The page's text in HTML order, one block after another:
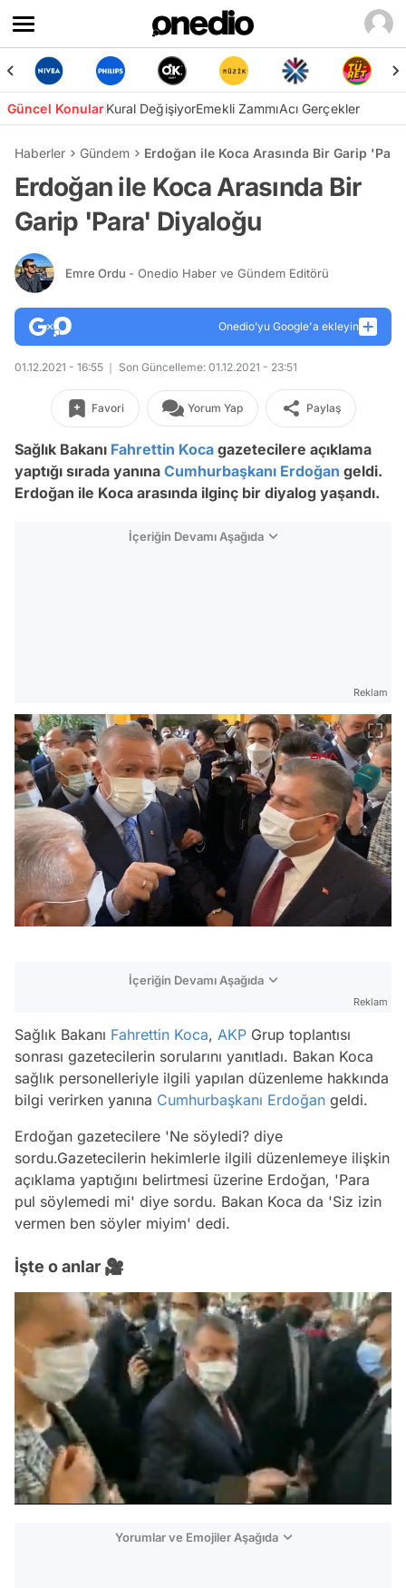
Güncel KonularKural DeğişiyorEmekli ZammıAcı Gerçekler
Haberler Gündem Erdoğan ile Koca Arasında Bir Garip
Erdoğan ile Koca Arasında Bir
Garip 'Para' Diyaloğu
Emre Ordu - Onedio Haber ve Gündem Editörü
Onedio’yu Google'a ekleyin
01.12.2021 - 16:55 Son Güncelleme: 01.12.2021 - 23:51
Favori Yorum Yap Paylaş
Sağlık Bakanı Fahrettin Koca gazetecilere açıklama
yaptığı sırada yanına Cumhurbaşkanı Erdoğan geldi.
Erdoğan ile Koca arasında ilginç bir diyalog yaşandı.
İçeriğin Devamı Aşağıda
Reklam
İçeriğin Devamı Aşağıda
Reklam
Sağlık Bakanı Fahrettin Koca, AKP Grup toplantısı
sonrası gazetecilerin sorularını yanıtladı. Bakan Koca
sağlık personelleriyle ilgili yapılan düzenleme hakkında
bilgi verirken yanına Cumhurbaşkanı Erdoğan geldi.
Erdoğan gazetecilere 'Ne söyledi? diye
sordu.Gazetecilerin hekimlerle ilgili düzenlemeye ilişkin
açıklama yaptığını belirtmesi üzerine Erdoğan, 'Para
pul söylemedi mi' diye sordu. Bakan Koca da 'Siz izin
vermen ben söyler miyim' dedi.
İşte o anlar 🎥
Yorumlar ve Emojiler Aşağıda